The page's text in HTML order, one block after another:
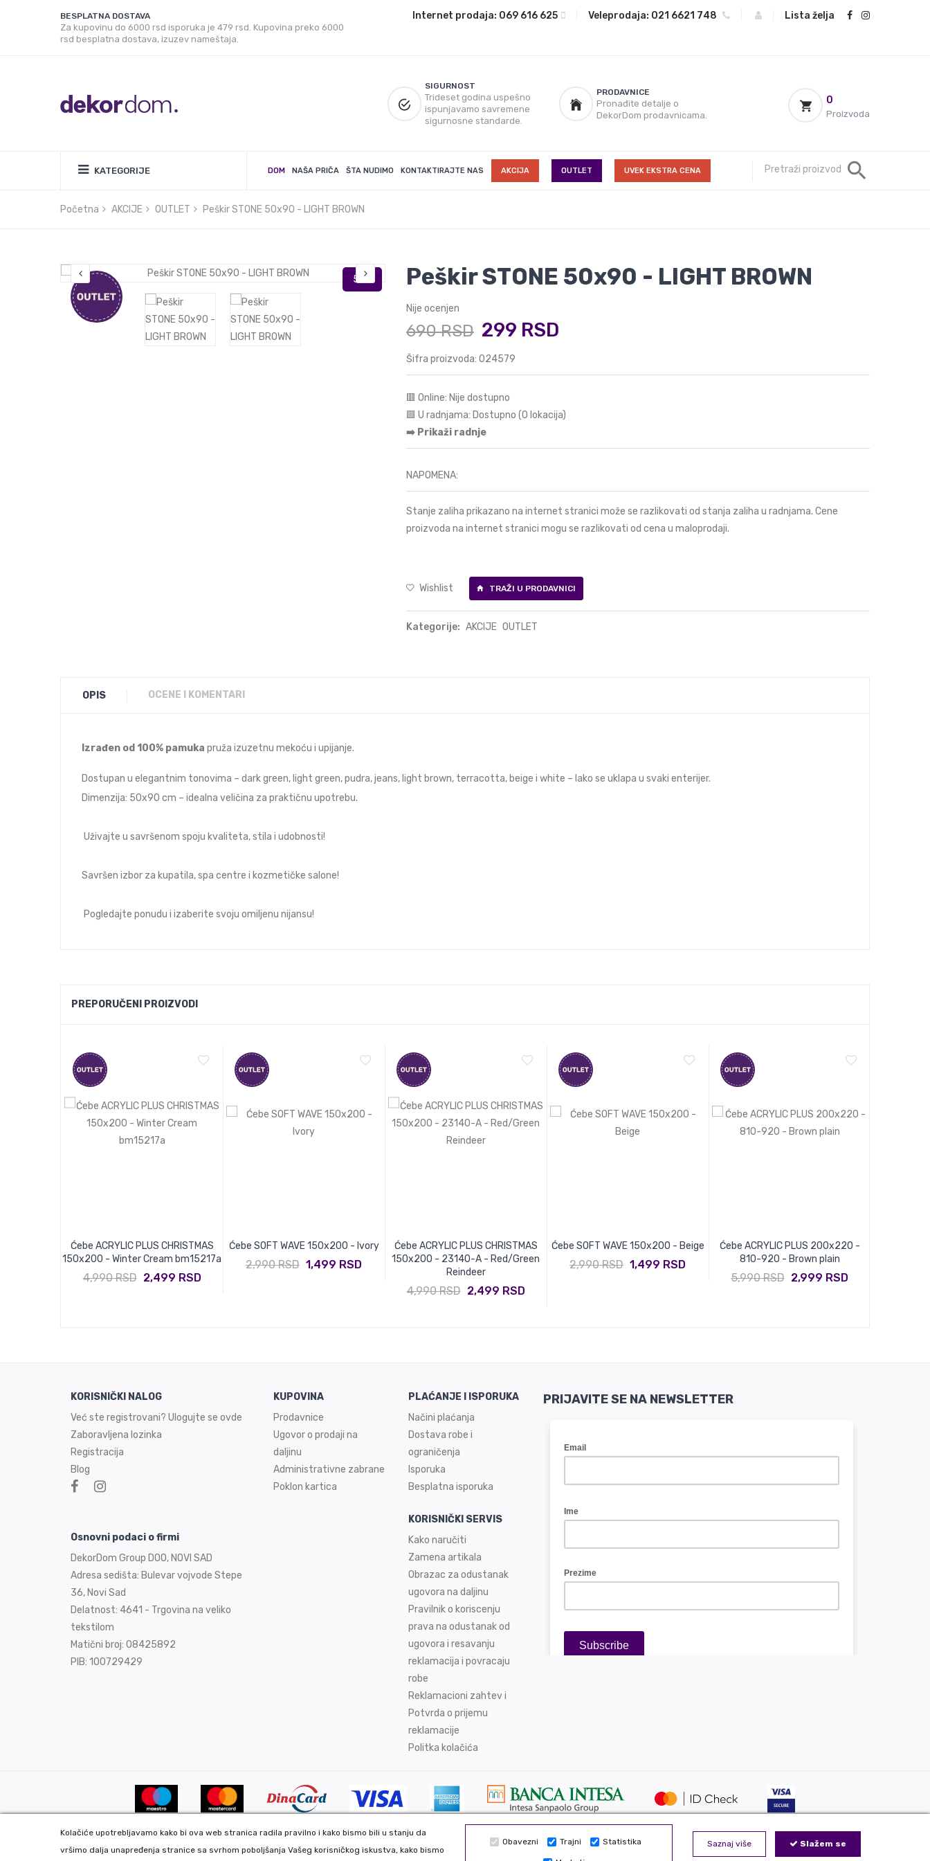
BESPLATNA DOSTAVA
Za kupovinu do 6000 rsd isporuka je 479 rsd. Kupovina preko 6000
rsd besplatna dostava, izuzev nameštaja.
Internet prodaja: 069 616 625 Veleprodaja: 021 6621 748 Lista želja
SIGURNOST
Trideset godina uspešno
ispunjavamo savremene
sigurnosne standarde.
PRODAVNICE
Pronađite detalje o
DekorDom prodavnicama.
0
Proizvoda
KATEGORIJE DOM NAŠA PRIČA ŠTA NUDIMO KONTAKTIRAJTE NAS AKCIJA OUTLET UVEK EKSTRA CENA
Početna AKCIJE OUTLET Peškir STONE 50x90 - LIGHT BROWN
Peškir STONE 50x90 - LIGHT BROWN
Nije ocenjen
690 RSD 299 RSD
Šifra proizvoda: 024579
🟥 Online: Nije dostupno
🟩 U radnjama: Dostupno (0 lokacija)
➡️ Prikaži radnje
NAPOMENA:
Stanje zaliha prikazano na internet stranici može se razlikovati od stanja zaliha u radnjama. Cene
proizvoda na internet stranici mogu se razlikovati od cena u maloprodaji.
Wishlist TRAŽI U PRODAVNICI
Kategorije: AKCIJE OUTLET
OPIS OCENE I KOMENTARI
Izrađen od 100% pamuka pruža izuzetnu mekoću i upijanje.
Dostupan u elegantnim tonovima – dark green, light green, pudra, jeans, light brown, terracotta, beige i white – lako se uklapa u svaki enterijer.
Dimenzija: 50x90 cm – idealna veličina za praktičnu upotrebu.
Uživajte u savršenom spoju kvaliteta, stila i udobnosti!
Savršen izbor za kupatila, spa centre i kozmetičke salone!
Pogledajte ponudu i izaberite svoju omiljenu nijansu!
PREPORUČENI PROIZVODI
Ćebe ACRYLIC PLUS CHRISTMAS
150x200 - Winter Cream bm15217a
4,990 RSD 2,499 RSD
Ćebe SOFT WAVE 150x200 - Ivory
2,990 RSD 1,499 RSD
Ćebe ACRYLIC PLUS CHRISTMAS
150x200 - 23140-A - Red/Green
Reindeer
4,990 RSD 2,499 RSD
Ćebe SOFT WAVE 150x200 - Beige
2,990 RSD 1,499 RSD
Ćebe ACRYLIC PLUS 200x220 -
810-920 - Brown plain
5,990 RSD 2,999 RSD
Kolačiće upotrebljavamo kako bi ova web stranica radila pravilno i kako bismo bili u stanju da
vršimo dalja unapređenja stranice sa svrhom poboljšanja Vašeg korisničkog iskustva, kako bismo
Obavezni Trajni Statistika Saznaj više Slažem se
KORISNIČKI NALOG
Već ste registrovani? Ulogujte se ovde
Zaboravljena lozinka
Registracija
Blog
Osnovni podaci o firmi
DekorDom Group DOO, NOVI SAD
Adresa sedišta: Bulevar vojvode Stepe
36, Novi Sad
Delatnost: 4641 - Trgovina na veliko
tekstilom
Matični broj: 08425892
PIB: 100729429
KUPOVINA
Prodavnice
Ugovor o prodaji na
daljinu
Administrativne zabrane
Poklon kartica
PLAĆANJE I ISPORUKA
Načini plaćanja
Dostava robe i
ograničenja
Isporuka
Besplatna isporuka
KORISNIČKI SERVIS
Kako naručiti
Zamena artikala
Obrazac za odustanak
ugovora na daljinu
Pravilnik o koriscenju
prava na odustanak od
ugovora i resavanju
reklamacija i povracaju
robe
Reklamacioni zahtev i
Potvrda o prijemu
reklamacije
Politka kolačića
PRIJAVITE SE NA NEWSLETTER
Sve podatke koje unosite na našoj online prodavnici koristimo isključivo u našoj kompaniji